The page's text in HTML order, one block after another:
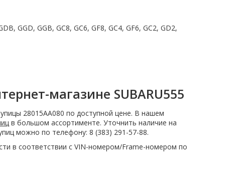
GGD, GGB, GC8, GC6, GF8, GC4, GF6, GC2, GD2,
магазине SUBARU555
28015AA080 по доступной цене. В нашем
в большом ассортименте. Уточнить наличие на
можно по телефону: 8 (383) 291-57-88.
в соответствии с VIN-номером/Frame-номером по